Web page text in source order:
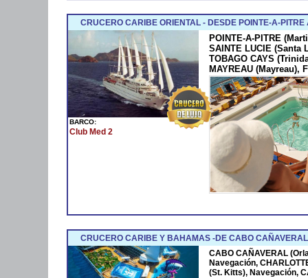
CRUCERO CARIBE ORIENTAL - DESDE POINTE-A-PITRE
BARCO:
Club Med 2
POINTE-A-PITRE
SAINTE LUCIE (Santa
TOBAGO CAYS
MAYREAU (Mayreau),
CRUCERO CARIBE Y BAHAMAS -DE CABO
CABO CAÑAVERAL
Navegación,
(St. Kitts), Navegación,